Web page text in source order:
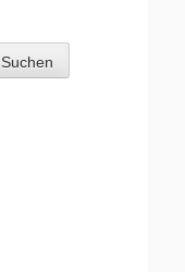
Suchen